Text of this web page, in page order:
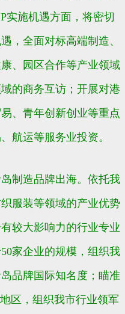
实施机遇方面，将密切
，全面对标高端制造、
、园区合作等产业领域
的商务互访；开展对港
、青年创新创业等重点
航运等服务业投资。
岛制造品牌出海。依托我
服装等领域的产业优势
较大影响力的行业专业
家企业的规模，组织我
品牌国际知名度；瞄准
区，组织我市行业领军